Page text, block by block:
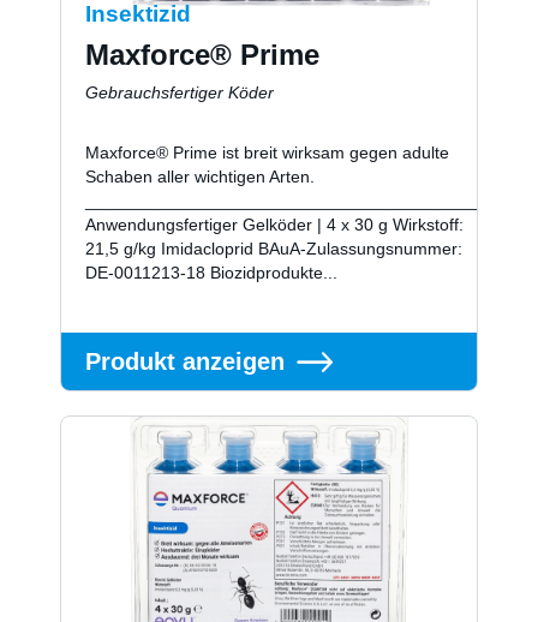
Insektizid
Maxforce® Prime
Gebrauchsfertiger Köder
Maxforce® Prime ist breit wirksam gegen adulte
Schaben aller wichtigen Arten.
Anwendungsfertiger Gelköder | 4 x 30 g Wirkstoff:
21,5 g/kg Imidacloprid BAuA-Zulassungsnummer:
DE-0011213-18 Biozidprodukte...
Produkt anzeigen